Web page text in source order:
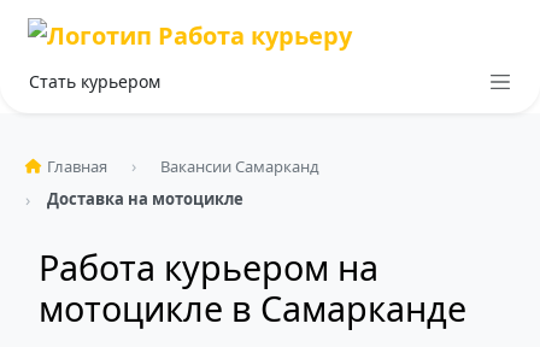
Стать курьером
Главная
Вакансии Самарканд
Доставка на мотоцикле
Работа курьером на
мотоцикле в Самарканде